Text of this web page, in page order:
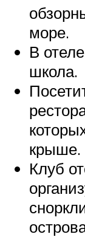
море.
В
школа.
крыше.
Клуб